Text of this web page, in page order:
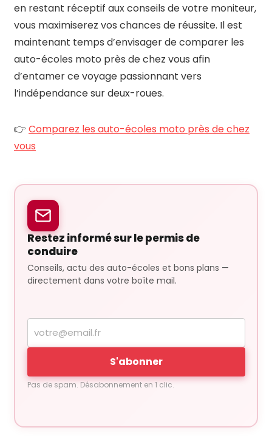
en restant réceptif aux conseils de votre moniteur,
vous maximiserez vos chances de réussite. Il est
maintenant temps d’envisager de comparer les
auto-écoles moto près de chez vous afin
d’entamer ce voyage passionnant vers
l’indépendance sur deux-roues.
👉 Comparez les auto-écoles moto près de chez
vous
Restez informé sur le permis de
conduire
Conseils, actu des auto-écoles et bons plans —
directement dans votre boîte mail.
adresse
mail
S'abonner
Pas de spam. Désabonnement en 1 clic.